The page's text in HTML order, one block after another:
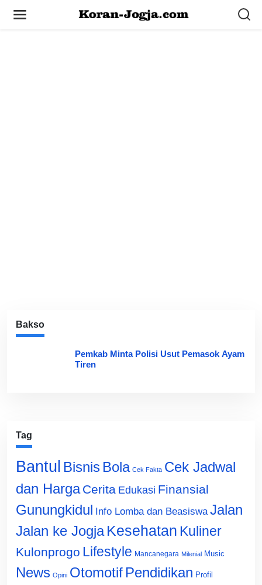
Bakso
Pemkab Minta Polisi Usut Pemasok Ayam
Tiren
Tag
Bantul Bisnis Bola Cek Fakta Cek Jadwal
dan Harga Cerita Edukasi Finansial
Gunungkidul Info Lomba dan Beasiswa Jalan
Jalan ke Jogja Kesehatan Kuliner
Kulonprogo Lifestyle Mancanegara Milenial Music
News Opini Otomotif Pendidikan Profil